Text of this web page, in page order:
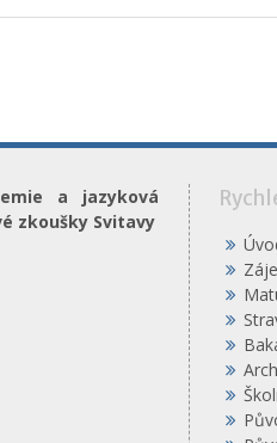
a jazyková
zkoušky Svitavy